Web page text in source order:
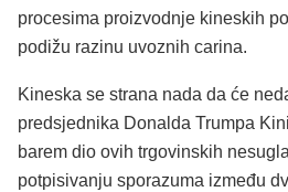
procesima proizvodnje kineskih
podižu razinu uvoznih carina.
Kineska se strana nada da će
predsjednika Donalda Trumpa
barem dio ovih trgovinskih
potpisivanju sporazuma između